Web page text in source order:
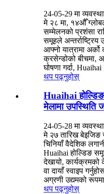
24-05-29 मा
मे २८ मा, १४औँ
सम्मेलनको प्रशंसा
समूहले
आफ्नो यात्रामा
क्रसेन्डोको बीचमा,
घोषणा गर्दा,
थप पढ्नुहोस्
Huaihai
मेलामा उपस्थिति
24-05-28 मा
मे २७ तारिख बेइजिङ
चिनियाँ वैदेशिक
Huaihai होल्डिङ
देखायो, कार्यक्रमको
वा दायाँ स्वाइप
अग्रणी उद्यमको
थप पढ्नुहोस्